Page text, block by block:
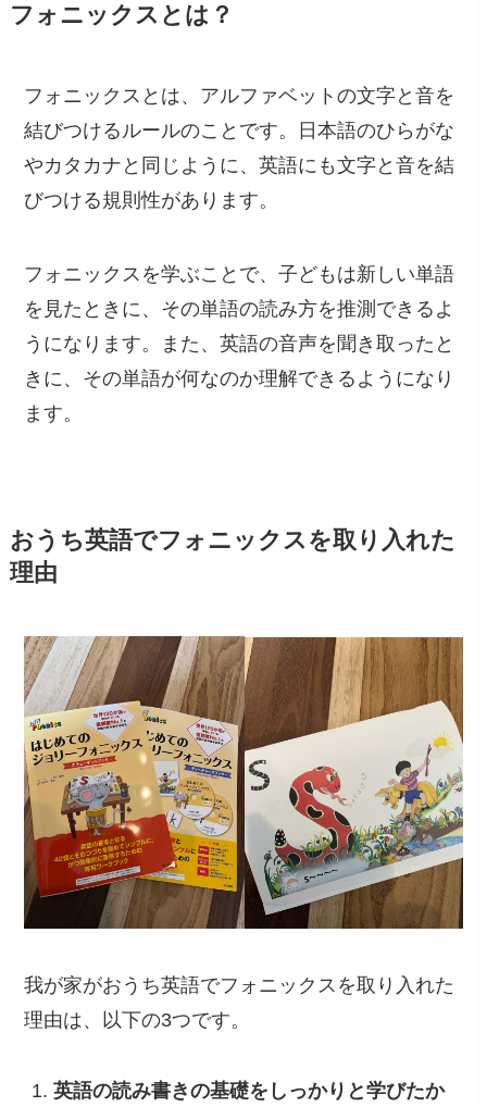
フォニックスとは？
フォニックスとは、アルファベットの文字と音を
結びつけるルールのことです。日本語のひらがな
やカタカナと同じように、英語にも文字と音を結
びつける規則性があります。
フォニックスを学ぶことで、子どもは新しい単語
を見たときに、その単語の読み方を推測できるよ
うになります。また、英語の音声を聞き取ったと
きに、その単語が何なのか理解できるようになり
ます。
おうち英語でフォニックスを取り入れた
理由
我が家がおうち英語でフォニックスを取り入れた
理由は、以下の3つです。
英語の読み書きの基礎をしっかりと学びたか